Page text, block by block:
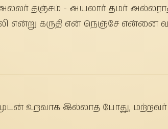
அல்லர் தஞ்சம் - அயலார் தமர்
என்று கருதி என் நெஞ்சே என்னை
உறவாக இல்லாத போது,